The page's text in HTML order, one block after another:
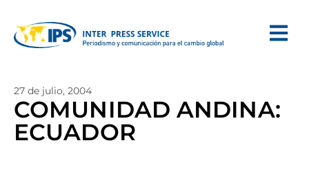
27 de julio, 2004
COMUNIDAD ANDINA:
ECUADOR